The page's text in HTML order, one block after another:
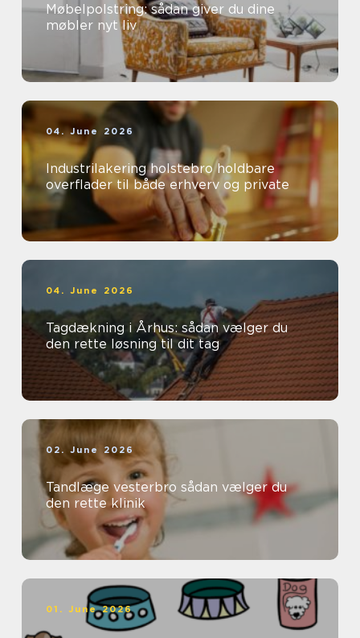
Møbelpolstring: sådan giver du dine
møbler nyt liv
04. June 2026
Industrilakering holstebro holdbare
overflader til både erhverv og private
04. June 2026
Tagdækning i Århus: sådan vælger du
den rette løsning til dit tag
02. June 2026
Tandlæge vesterbro sådan vælger du
den rette klinik
01. June 2026